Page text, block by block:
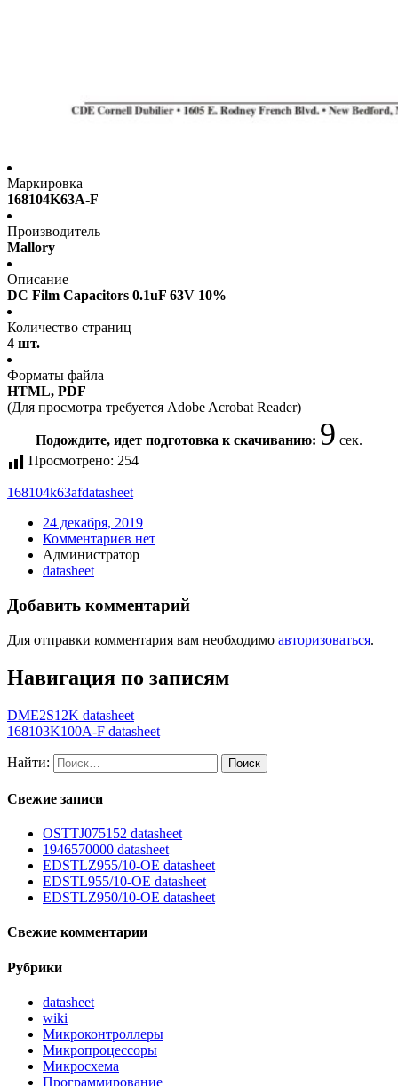
Маркировка
168104K63A-F
Производитель
Mallory
Описание
DC Film Capacitors 0.1uF 63V 10%
Количество страниц
4 шт.
Форматы файла
HTML, PDF
(Для просмотра требуется Adobe Acrobat Reader)
Подождите, идет подготовка к скачиванию: 9 сек.
Просмотрено: 254
168104k63afdatasheet
24 декабря, 2019
Комментариев нет
Администратор
datasheet
Добавить комментарий
Для отправки комментария вам необходимо авторизоваться.
Навигация по записям
DME2S12K datasheet
168103K100A-F datasheet
Найти:
Свежие записи
OSTTJ075152 datasheet
1946570000 datasheet
EDSTLZ955/10-OE datasheet
EDSTL955/10-OE datasheet
EDSTLZ950/10-OE datasheet
Свежие комментарии
Рубрики
datasheet
wiki
Микроконтроллеры
Микропроцессоры
Микросхема
Программирование